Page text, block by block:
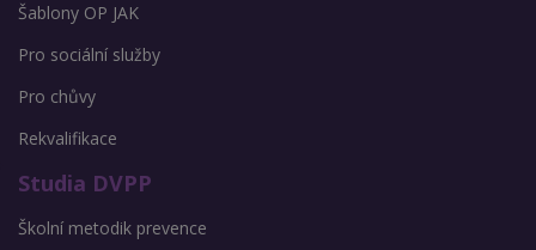
Šablony OP JAK
Pro sociální služby
Pro chůvy
Rekvalifikace
Studia DVPP
Školní metodik prevence